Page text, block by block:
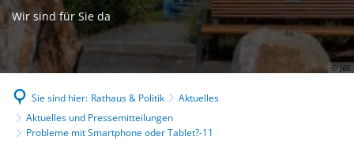
© JBE
Wir sind für Sie da
Sie sind hier: Rathaus & Politik
Aktuelles
Aktuelles und Pressemitteilungen
Probleme mit Smartphone oder Tablet?-11